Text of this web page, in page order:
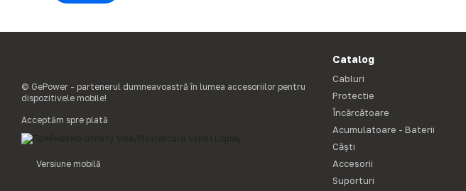
© GePower - partenerul dumneavoastră în lumea accesoriilor pentru
dispozitivele mobile!
Acceptăm spre plată
Versiune mobilă
Catalog
Cabluri
Protectie
Încărcătoare
Acumulatoare - Baterii
Căști
Accesorii
Suporturi